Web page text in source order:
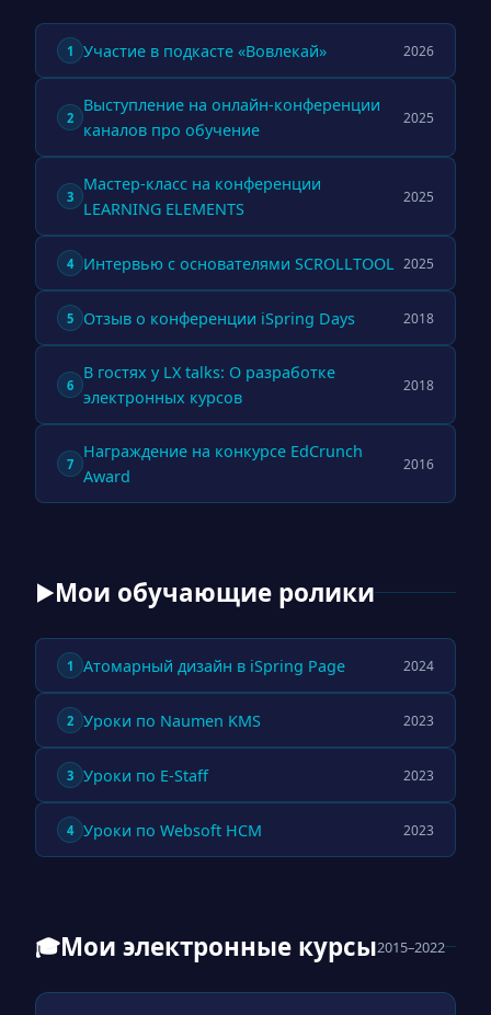
1 Участие в подкасте «Вовлекай» 2026
2
Выступление на онлайн-конференции
каналов про обучение
2025
3
Мастер-класс на конференции
LEARNING ELEMENTS
2025
4 Интервью с основателями SCROLLTOOL 2025
5 Отзыв о конференции iSpring Days 2018
6
В гостях у LX talks: О разработке
электронных курсов
2018
7
Награждение на конкурсе EdCrunch
Award
2016
▶Мои обучающие ролики
1 Атомарный дизайн в iSpring Page 2024
2 Уроки по Naumen KMS 2023
3 Уроки по E-Staff 2023
4 Уроки по Websoft HCM 2023
🎓Мои электронные курсы2015–2022